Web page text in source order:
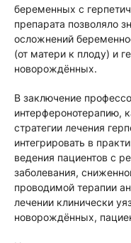
беременных с
препарата позволяло
осложнений
(от матери к плоду) и
новорождённых.
В заключение
интерферонотерапию,
стратегии лечения
интегрировать в
ведения пациентов с
заболевания,
проводимой терапии
лечении клинически
новорождённых,